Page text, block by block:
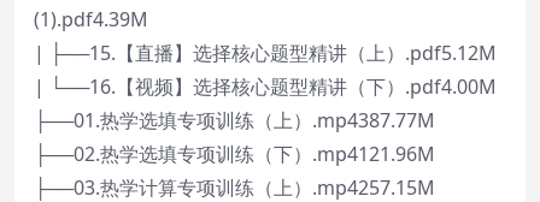
(1).pdf4.39M
| ├──15.【直播】选择核心题型精讲（上）.pdf5.12M
| └──16.【视频】选择核心题型精讲（下）.pdf4.00M
├──01.热学选填专项训练（上）.mp4387.77M
├──02.热学选填专项训练（下）.mp4121.96M
├──03.热学计算专项训练（上）.mp4257.15M